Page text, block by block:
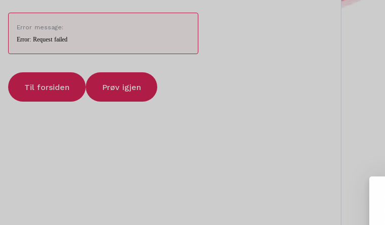
Error message:
Error: Request failed
Til forsiden Prøv igjen